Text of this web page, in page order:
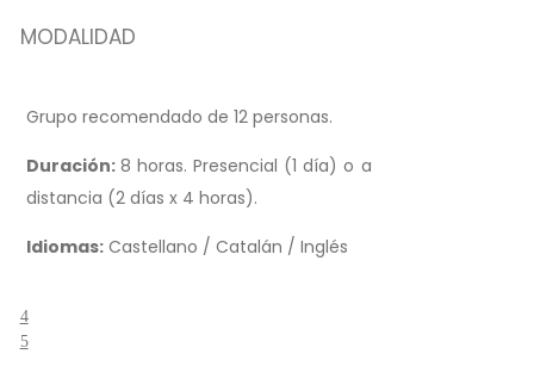
MODALIDAD
Grupo recomendado de 12 personas.
Duración: 8 horas. Presencial (1 día) o a
distancia (2 días x 4 horas).
Idiomas:Castellano / Catalán / Inglés